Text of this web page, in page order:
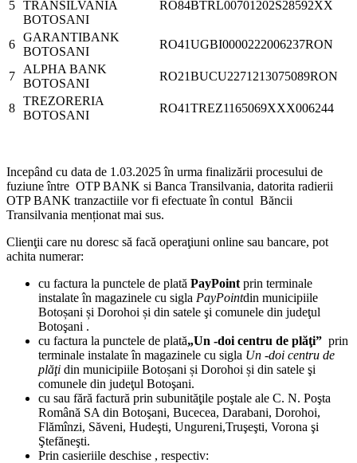
5 TRANSILVANIA
BOTOSANI
RO84BTRL00701202S28592XX
6
GARANTIBANK
BOTOSANI
RO41UGBI0000222006237RON
7
ALPHA BANK
BOTOSANI
RO21BUCU2271213075089RON
8
TREZORERIA
BOTOSANI
RO41TREZ1165069XXX006244
Incepând cu data de 1.03.2025 în urma finalizării procesului de
fuziune între OTP BANK si Banca Transilvania, datorita radierii
OTP BANK tranzactiile vor fi efectuate în contul Băncii
Transilvania menționat mai sus.
Clienţii care nu doresc să facă operaţiuni online sau bancare, pot
achita numerar:
cu factura la punctele de plată PayPoint prin terminale
instalate în magazinele cu sigla PayPointdin municipiile
Botoșani și Dorohoi și din satele şi comunele din judeţul
Botoşani .
cu factura la punctele de plată„Un -doi centru de plăţi” prin
terminale instalate în magazinele cu sigla Un -doi centru de
plăţi din municipiile Botoșani și Dorohoi și din satele şi
comunele din judeţul Botoşani.
cu sau fără factură prin subunităţile poştale ale C. N. Poşta
Română SA din Botoşani, Bucecea, Darabani, Dorohoi,
Flămînzi, Săveni, Hudeşti, Ungureni,Truşeşti, Vorona şi
Ştefăneşti.
Prin casieriile deschise , respectiv: